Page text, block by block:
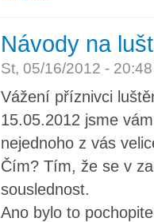
Návody na
St, 05/16/2012 -
Vážení příznivci
15.05.2012 jsme
nejednoho z vás
Čím? Tím, že se v
souslednost.
Ano bylo to